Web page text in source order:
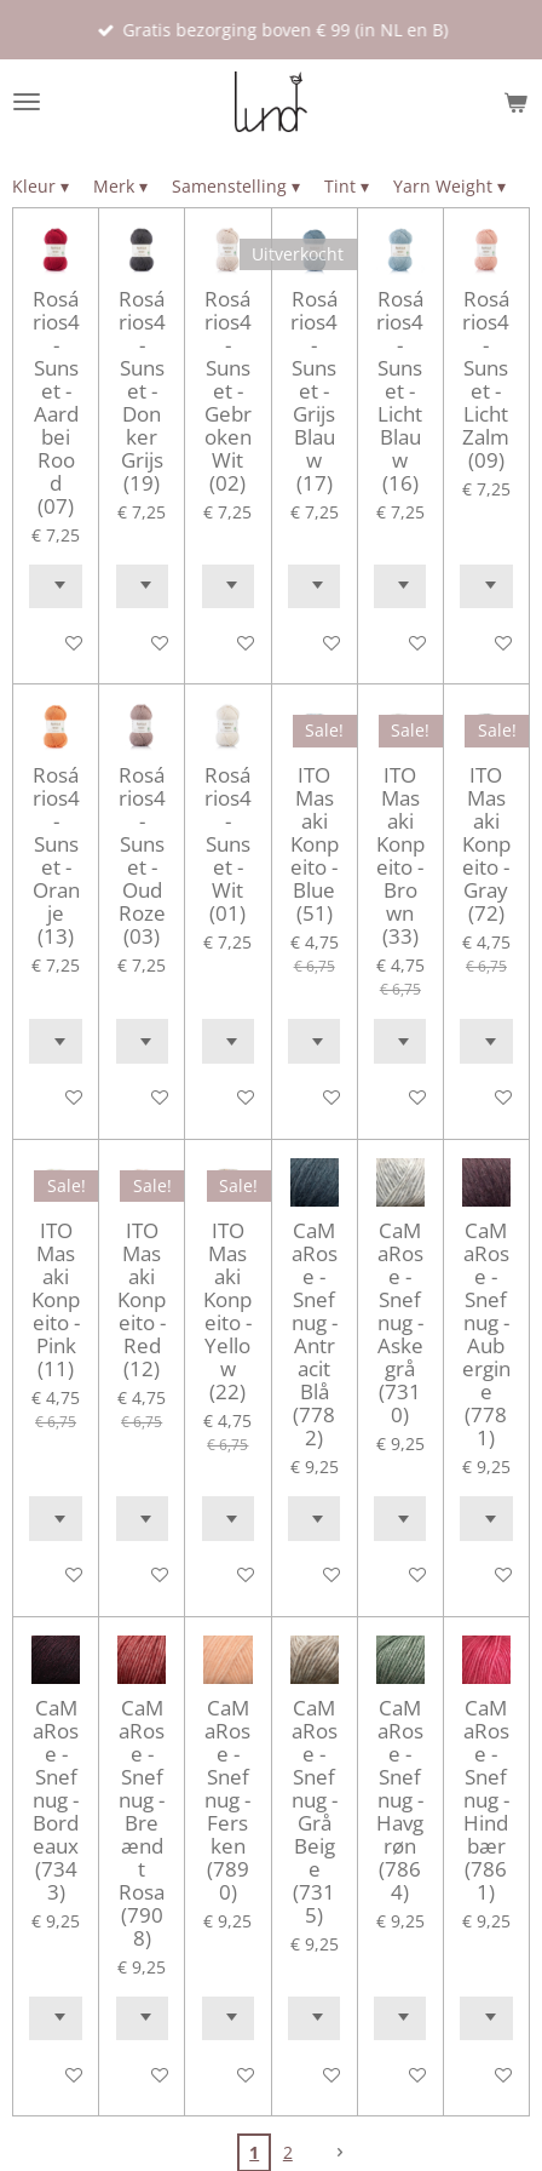
de
Gratis bezorging boven € 99 (in NL en B)
Kleur ▾ Merk ▾ Samenstelling ▾ Tint ▾ Yarn Weight ▾
Rosá
rios4
-
Suns
et -
Aard
bei
Roo
d
(07)
€ 7,25
In winkelwagen
Rosá
rios4
-
Suns
et -
Don
ker
Grijs
(19)
€ 7,25
In winkelwagen
Rosá
rios4
-
Suns
et -
Gebr
oken
Wit
(02)
€ 7,25
In winkelwagen
Uitverkocht
Rosá
rios4
-
Suns
et -
Grijs
Blau
w
(17)
€ 7,25
Houd mij op de hoogte
Rosá
rios4
-
Suns
et -
Licht
Blau
w
(16)
€ 7,25
In winkelwagen
Rosá
rios4
-
Suns
et -
Licht
Zalm
(09)
€ 7,25
In
Rosá
rios4
-
Suns
et -
Oran
je
(13)
€ 7,25
In winkelwagen
Rosá
rios4
-
Suns
et -
Oud
Roze
(03)
€ 7,25
In winkelwagen
Rosá
rios4
-
Suns
et -
Wit
(01)
€ 7,25
In winkelwagen
Sale!
ITO
Mas
aki
Konp
eito -
Blue
(51)
€ 4,75
€ 6,75
In winkelwagen
Sale!
ITO
Mas
aki
Konp
eito -
Bro
wn
(33)
€ 4,75
€ 6,75
In winkelwagen
Sale!
ITO
Mas
aki
Konp
eito -
Gray
(72)
€ 4,75
€ 6,75
In
Sale!
ITO
Mas
aki
Konp
eito -
Pink
(11)
€ 4,75
€ 6,75
In winkelwagen
Sale!
ITO
Mas
aki
Konp
eito -
Red
(12)
€ 4,75
€ 6,75
In winkelwagen
Sale!
ITO
Mas
aki
Konp
eito -
Yello
w
(22)
€ 4,75
€ 6,75
In winkelwagen
CaM
aRos
e -
Snef
nug -
Antr
acit
Blå
(778
2)
€ 9,25
In winkelwagen
CaM
aRos
e -
Snef
nug -
Aske
grå
(731
0)
€ 9,25
In winkelwagen
CaM
aRos
e -
Snef
nug -
Aub
ergin
e
(778
1)
€ 9,25
In
CaM
aRos
e -
Snef
nug -
Bord
eaux
(734
3)
€ 9,25
In winkelwagen
CaM
aRos
e -
Snef
nug -
Bre
ænd
t
Rosa
(790
8)
€ 9,25
In winkelwagen
CaM
aRos
e -
Snef
nug -
Fers
ken
(789
0)
€ 9,25
In winkelwagen
CaM
aRos
e -
Snef
nug -
Grå
Beig
e
(731
5)
€ 9,25
In winkelwagen
CaM
aRos
e -
Snef
nug -
Havg
røn
(786
4)
€ 9,25
In winkelwagen
CaM
aRos
e -
Snef
nug -
Hind
bær
(786
1)
€ 9,25
In
1 2